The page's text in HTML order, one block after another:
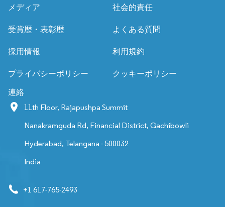
メディア 社会的責任
受賞歴・表彰歴 よくある質問
採用情報 利用規約
プライバシーポリシー クッキーポリシー
連絡
11th Floor, Rajapushpa Summit
Nanakramguda Rd, Financial District, Gachibowli
Hyderabad, Telangana - 500032
India
+1 617-765-2493